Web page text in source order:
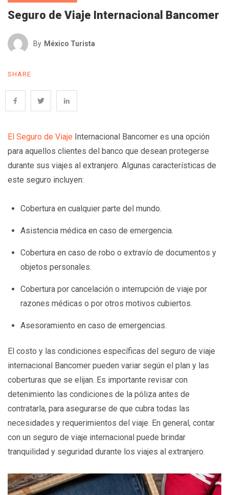
Seguro de Viaje Internacional Bancomer
By México Turista
SHARE
El Seguro de Viaje Internacional Bancomer es una opción
para aquellos clientes del banco que desean protegerse
durante sus viajes al extranjero. Algunas características de
este seguro incluyen:
Cobertura en cualquier parte del mundo.
Asistencia médica en caso de emergencia.
Cobertura en caso de robo o extravío de documentos y
objetos personales.
Cobertura por cancelación o interrupción de viaje por
razones médicas o por otros motivos cubiertos.
Asesoramiento en caso de emergencias.
El costo y las condiciones específicas del seguro de viaje
internacional Bancomer pueden variar según el plan y las
coberturas que se elijan. Es importante revisar con
detenimiento las condiciones de la póliza antes de
contratarla, para asegurarse de que cubra todas las
necesidades y requerimientos del viaje. En general, contar
con un seguro de viaje internacional puede brindar
tranquilidad y seguridad durante los viajes al extranjero.